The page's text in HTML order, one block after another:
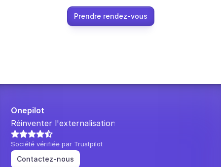
Prendre rendez-vous
Onepilot
Réinventer l'externalisation.
Société vérifiée par Trustpilot
Contactez-nous